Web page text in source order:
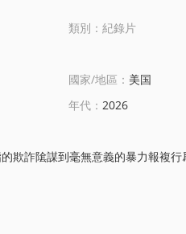
類別：紀錄片
國家/地區： 美国
年代： 2026
意義的暴力報複行爲 — 這部情節緊張的紀錄片劇